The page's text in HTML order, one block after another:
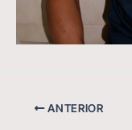
ANTERIOR